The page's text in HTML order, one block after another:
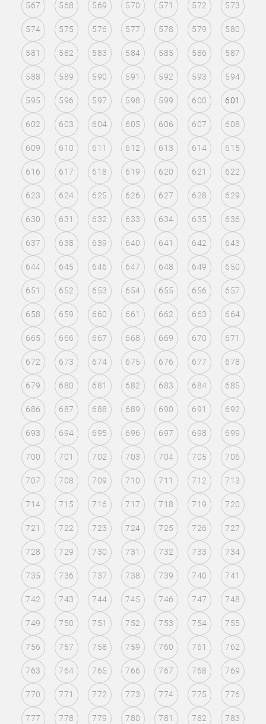
567 568 569 570 571 572 573
574 575 576 577 578 579 580
581 582 583 584 585 586 587
588 589 590 591 592 593 594
595 596 597 598 599 600 601
602 603 604 605 606 607 608
609 610 611 612 613 614 615
616 617 618 619 620 621 622
623 624 625 626 627 628 629
630 631 632 633 634 635 636
637 638 639 640 641 642 643
644 645 646 647 648 649 650
651 652 653 654 655 656 657
658 659 660 661 662 663 664
665 666 667 668 669 670 671
672 673 674 675 676 677 678
679 680 681 682 683 684 685
686 687 688 689 690 691 692
693 694 695 696 697 698 699
700 701 702 703 704 705 706
707 708 709 710 711 712 713
714 715 716 717 718 719 720
721 722 723 724 725 726 727
728 729 730 731 732 733 734
735 736 737 738 739 740 741
742 743 744 745 746 747 748
749 750 751 752 753 754 755
756 757 758 759 760 761 762
763 764 765 766 767 768 769
770 771 772 773 774 775 776
777 778 779 780 781 782 783